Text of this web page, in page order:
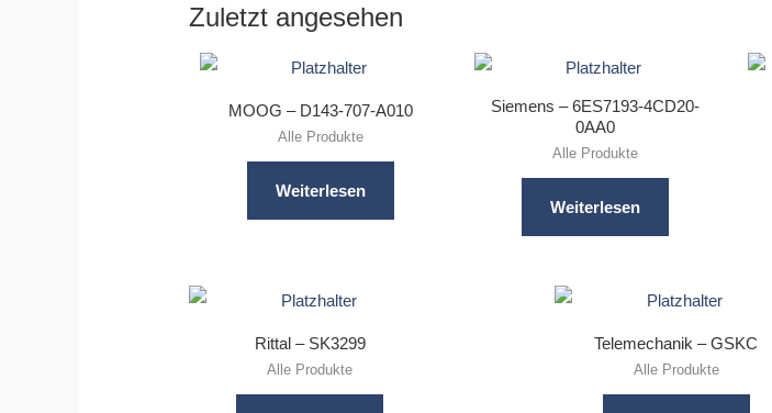
Zuletzt angesehen
MOOG – D143-707-A010
Alle Produkte
Weiterlesen
Siemens – 6ES7193-4CD20-
0AA0
Alle Produkte
Weiterlesen
Rittal – SK3299
Alle Produkte
Telemechanik – GSKC
Alle Produkte